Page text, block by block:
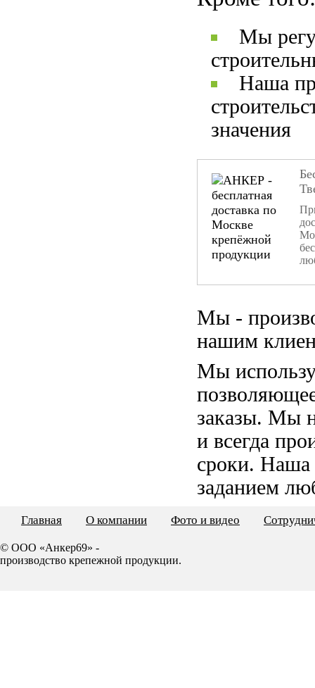
Мы
Наша
значения
Мы -
нашим
Мы
заказы. Мы
и всегда
сроки. Наша
заданием
Главная О компании Фото и видео
© ООО «Анкер69» -
производство крепежной продукции.